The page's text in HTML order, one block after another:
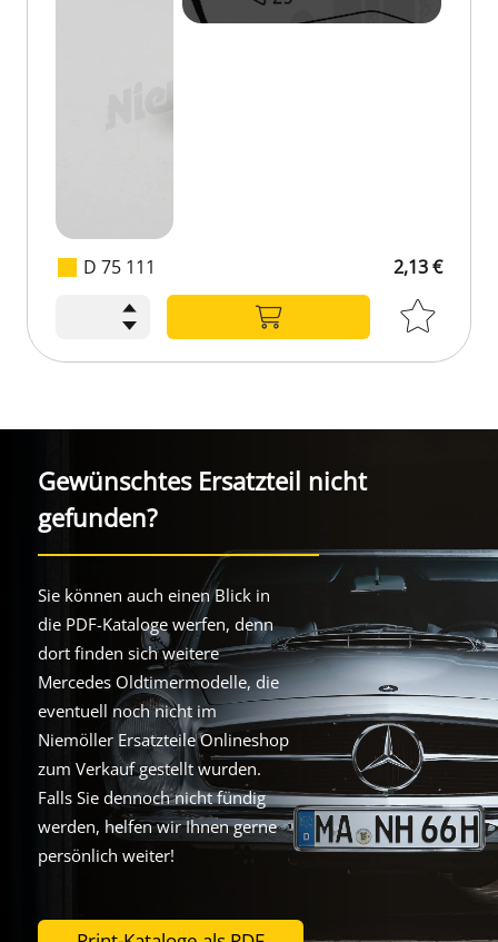
D 75 111 2,13 €
Gewünschtes Ersatzteil nicht
gefunden?
Sie können auch einen Blick in
die PDF-Kataloge werfen, denn
dort finden sich weitere
Mercedes Oldtimermodelle, die
eventuell noch nicht im
Niemöller Ersatzteile Onlineshop
zum Verkauf gestellt wurden.
Falls Sie dennoch nicht fündig
werden, helfen wir Ihnen gerne
persönlich weiter!